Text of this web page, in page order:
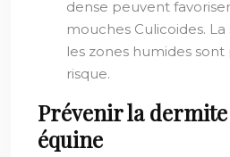
dense peuvent
mouches Culicoides.
les zones humides
risque.
Prévenir la
équine